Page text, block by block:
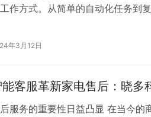
作方式。从简单的自动化任务到
年3月12日
能客服革新家电售后：晓多
服务的重要性日益凸显 在当今的